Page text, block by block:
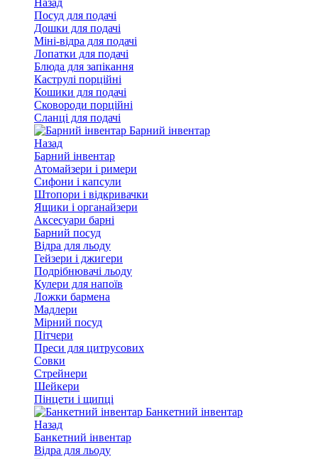
Посуд для подачі
Дошки для подачі
Міні-відра для подачі
Лопатки для подачі
Блюда для запікання
Каструлі порційні
Кошики для подачі
Сковороди порційні
Сланці для подачі
Барний інвентар
Назад
Барний інвентар
Атомайзери і римери
Сифони і капсули
Штопори і відкривачки
Ящики і органайзери
Аксесуари барні
Барний посуд
Відра для льоду
Гейзери і джигери
Подрібнювачі льоду
Кулери для напоїв
Ложки бармена
Мадлери
Мірний посуд
Пітчери
Преси для цитрусових
Совки
Стрейнери
Шейкери
Пінцети і щипці
Банкетний інвентар
Назад
Банкетний інвентар
Відра для льоду